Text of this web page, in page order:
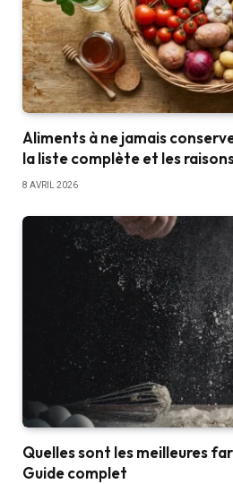
Aliments à ne jamais
la liste complète et les
8 AVRIL 2026
Quelles sont les meilleures
Guide complet